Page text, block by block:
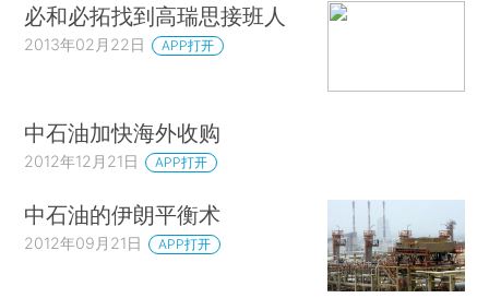
必和必拓找到高瑞思接班人
2013年02月22日 APP打开
中石油加快海外收购
2012年12月21日 APP打开
中石油的伊朗平衡术
2012年09月21日 APP打开